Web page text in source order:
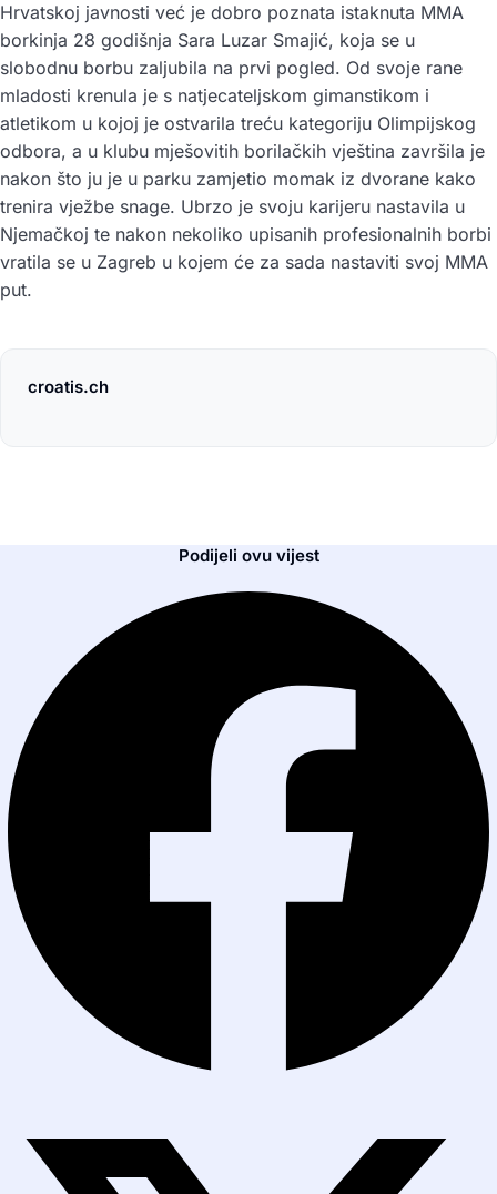
Hrvatskoj javnosti već je dobro poznata istaknuta MMA
borkinja 28 godišnja Sara Luzar Smajić, koja se u
slobodnu borbu zaljubila na prvi pogled. Od svoje rane
mladosti krenula je s natjecateljskom gimanstikom i
atletikom u kojoj je ostvarila treću kategoriju Olimpijskog
odbora, a u klubu mješovitih borilačkih vještina završila je
nakon što ju je u parku zamjetio momak iz dvorane kako
trenira vježbe snage. Ubrzo je svoju karijeru nastavila u
Njemačkoj te nakon nekoliko upisanih profesionalnih borbi
vratila se u Zagreb u kojem će za sada nastaviti svoj MMA
put.
croatis.ch
Podijeli ovu vijest